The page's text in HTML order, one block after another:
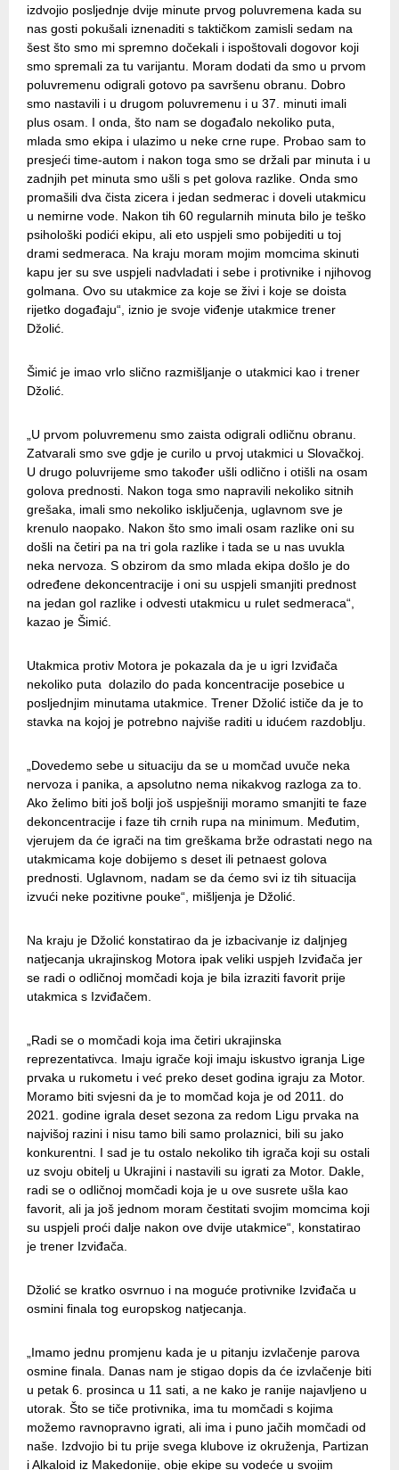
izdvojio posljednje dvije minute prvog poluvremena kada su
nas gosti pokušali iznenaditi s taktičkom zamisli sedam na
šest što smo mi spremno dočekali i ispoštovali dogovor koji
smo spremali za tu varijantu. Moram dodati da smo u prvom
poluvremenu odigrali gotovo pa savršenu obranu. Dobro
smo nastavili i u drugom poluvremenu i u 37. minuti imali
plus osam. I onda, što nam se događalo nekoliko puta,
mlada smo ekipa i ulazimo u neke crne rupe. Probao sam to
presjeći time-autom i nakon toga smo se držali par minuta i u
zadnjih pet minuta smo ušli s pet golova razlike. Onda smo
promašili dva čista zicera i jedan sedmerac i doveli utakmicu
u nemirne vode. Nakon tih 60 regularnih minuta bilo je teško
psihološki podići ekipu, ali eto uspjeli smo pobijediti u toj
drami sedmeraca. Na kraju moram mojim momcima skinuti
kapu jer su sve uspjeli nadvladati i sebe i protivnike i njihovog
golmana. Ovo su utakmice za koje se živi i koje se doista
rijetko događaju“, iznio je svoje viđenje utakmice trener
Džolić.
Šimić je imao vrlo slično razmišljanje o utakmici kao i trener
Džolić.
„U prvom poluvremenu smo zaista odigrali odličnu obranu.
Zatvarali smo sve gdje je curilo u prvoj utakmici u Slovačkoj.
U drugo poluvrijeme smo također ušli odlično i otišli na osam
golova prednosti. Nakon toga smo napravili nekoliko sitnih
grešaka, imali smo nekoliko isključenja, uglavnom sve je
krenulo naopako. Nakon što smo imali osam razlike oni su
došli na četiri pa na tri gola razlike i tada se u nas uvukla
neka nervoza. S obzirom da smo mlada ekipa došlo je do
određene dekoncentracije i oni su uspjeli smanjiti prednost
na jedan gol razlike i odvesti utakmicu u rulet sedmeraca“,
kazao je Šimić.
Utakmica protiv Motora je pokazala da je u igri Izviđača
nekoliko puta dolazilo do pada koncentracije posebice u
posljednjim minutama utakmice. Trener Džolić ističe da je to
stavka na kojoj je potrebno najviše raditi u idućem razdoblju.
„Dovedemo sebe u situaciju da se u momčad uvuče neka
nervoza i panika, a apsolutno nema nikakvog razloga za to.
Ako želimo biti još bolji još uspješniji moramo smanjiti te faze
dekoncentracije i faze tih crnih rupa na minimum. Međutim,
vjerujem da će igrači na tim greškama brže odrastati nego na
utakmicama koje dobijemo s deset ili petnaest golova
prednosti. Uglavnom, nadam se da ćemo svi iz tih situacija
izvući neke pozitivne pouke“, mišljenja je Džolić.
Na kraju je Džolić konstatirao da je izbacivanje iz daljnjeg
natjecanja ukrajinskog Motora ipak veliki uspjeh Izviđača jer
se radi o odličnoj momčadi koja je bila izraziti favorit prije
utakmica s Izviđačem.
„Radi se o momčadi koja ima četiri ukrajinska
reprezentativca. Imaju igrače koji imaju iskustvo igranja Lige
prvaka u rukometu i već preko deset godina igraju za Motor.
Moramo biti svjesni da je to momčad koja je od 2011. do
2021. godine igrala deset sezona za redom Ligu prvaka na
najvišoj razini i nisu tamo bili samo prolaznici, bili su jako
konkurentni. I sad je tu ostalo nekoliko tih igrača koji su ostali
uz svoju obitelj u Ukrajini i nastavili su igrati za Motor. Dakle,
radi se o odličnoj momčadi koja je u ove susrete ušla kao
favorit, ali ja još jednom moram čestitati svojim momcima koji
su uspjeli proći dalje nakon ove dvije utakmice“, konstatirao
je trener Izviđača.
Džolić se kratko osvrnuo i na moguće protivnike Izviđača u
osmini finala tog europskog natjecanja.
„Imamo jednu promjenu kada je u pitanju izvlačenje parova
osmine finala. Danas nam je stigao dopis da će izvlačenje biti
u petak 6. prosinca u 11 sati, a ne kako je ranije najavljeno u
utorak. Što se tiče protivnika, ima tu momčadi s kojima
možemo ravnopravno igrati, ali ima i puno jačih momčadi od
naše. Izdvojio bi tu prije svega klubove iz okruženja, Partizan
i Alkaloid iz Makedonije, obje ekipe su vodeće u svojim